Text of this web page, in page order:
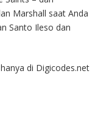
Marshall saat Anda
Santo Ileso dan
di Digicodes.net